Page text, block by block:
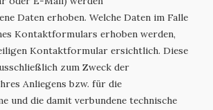
Daten erhoben. Welche Daten im Falle
Kontaktformulars erhoben werden,
Kontaktformular ersichtlich. Diese
zum Zweck der
Anliegens bzw. für die
und die damit verbundene technische